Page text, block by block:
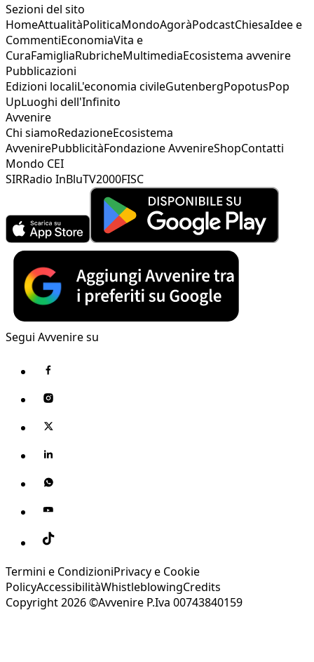
Sezioni del sito
HomeAttualitàPoliticaMondoAgoràPodcastChiesaIdee e
CommentiEconomiaVita e
CuraFamigliaRubricheMultimediaEcosistema avvenire
Pubblicazioni
Edizioni localiL'economia civileGutenbergPopotusPop
UpLuoghi dell'Infinito
Avvenire
Chi siamoRedazioneEcosistema
AvvenirePubblicitàFondazione AvvenireShopContatti
Mondo CEI
SIRRadio InBluTV2000FISC
Segui Avvenire su
Termini e CondizioniPrivacy e Cookie
PolicyAccessibilitàWhistleblowingCredits
Copyright 2026 ©Avvenire P.Iva 00743840159